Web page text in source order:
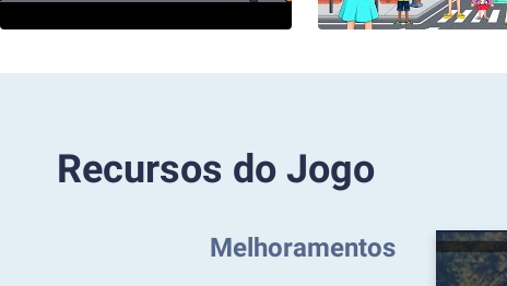
Recursos do Jogo
Melhoramentos